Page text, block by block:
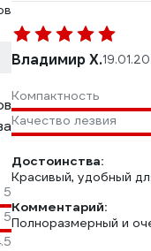
5
5
Владимир Х.
Компактность
Качество лезвия
Достоинства:
Красивый, удобный
Комментарий:
Полноразмерный и